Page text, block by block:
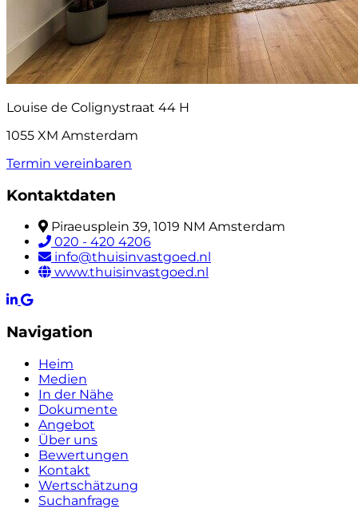
Louise de Colignystraat 44 H
1055 XM Amsterdam
Termin vereinbaren
Kontaktdaten
Piraeusplein 39, 1019 NM Amsterdam
020 - 420 4206
info@thuisinvastgoed.nl
www.thuisinvastgoed.nl
Navigation
Heim
Medien
In der Nähe
Dokumente
Angebot
Über uns
Bewertungen
Kontakt
Wertschätzung
Suchanfrage